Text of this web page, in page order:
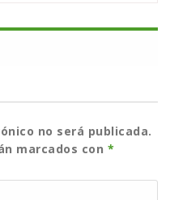
no será publicada.
marcados con *